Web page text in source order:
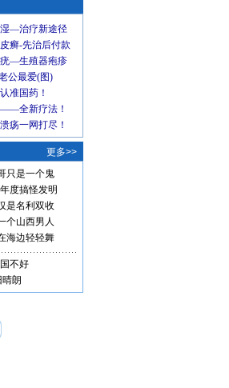
更多>>
只是一个鬼
度搞怪发明
是名利双收
个山西男人
海边轻轻舞
不好
朗